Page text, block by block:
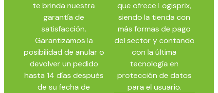
te brinda nuestra
garantía de
satisfacción.
Garantizamos la
posibilidad de anular o
devolver un pedido
hasta 14 días después
de su fecha de
que ofrece Logisprix,
siendo la tienda con
más formas de pago
del sector y contando
con la última
tecnología en
protección de datos
para el usuario.